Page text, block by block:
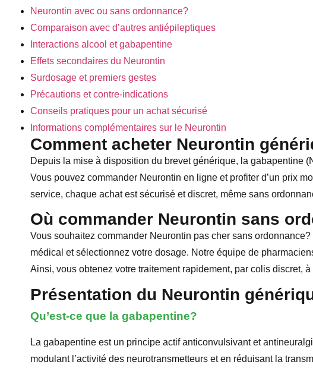
Neurontin avec ou sans ordonnance?
Comparaison avec d’autres antiépileptiques
Interactions alcool et gabapentine
Effets secondaires du Neurontin
Surdosage et premiers gestes
Précautions et contre-indications
Conseils pratiques pour un achat sécurisé
Informations complémentaires sur le Neurontin
Comment acheter Neurontin
Depuis la mise à disposition du brevet générique, la gabapentine
Vous pouvez commander Neurontin en ligne et profiter d’un prix
service, chaque achat est sécurisé et discret, même sans
Où commander Neurontin sans
Vous souhaitez commander Neurontin pas cher sans
médical et sélectionnez votre dosage. Notre équipe de
Ainsi, vous obtenez votre traitement rapidement, par colis discret, à
Présentation du Neurontin
Qu’est-ce que la gabapentine?
La gabapentine est un principe actif anticonvulsivant et
modulant l’activité des neurotransmetteurs et en réduisant la